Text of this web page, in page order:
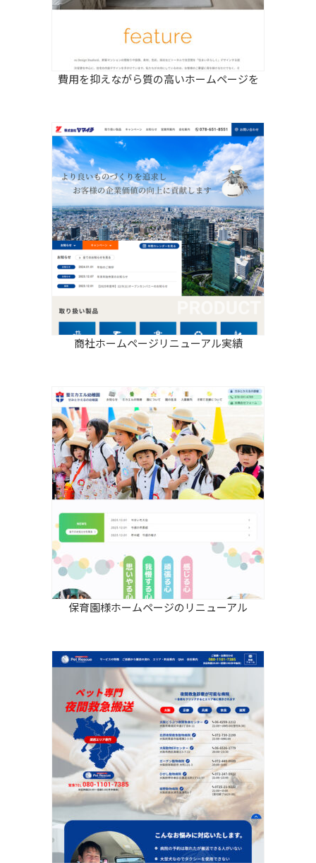
費用を抑えながら質の高いホームページを
商社ホームページリニューアル実績
保育園様ホームページのリニューアル